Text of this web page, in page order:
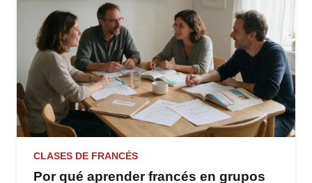
CLASES DE FRANCÉS
Por qué aprender francés en grupos